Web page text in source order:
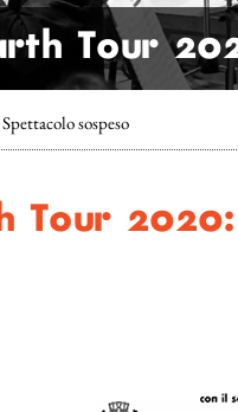
Tour
sospeso
Tour